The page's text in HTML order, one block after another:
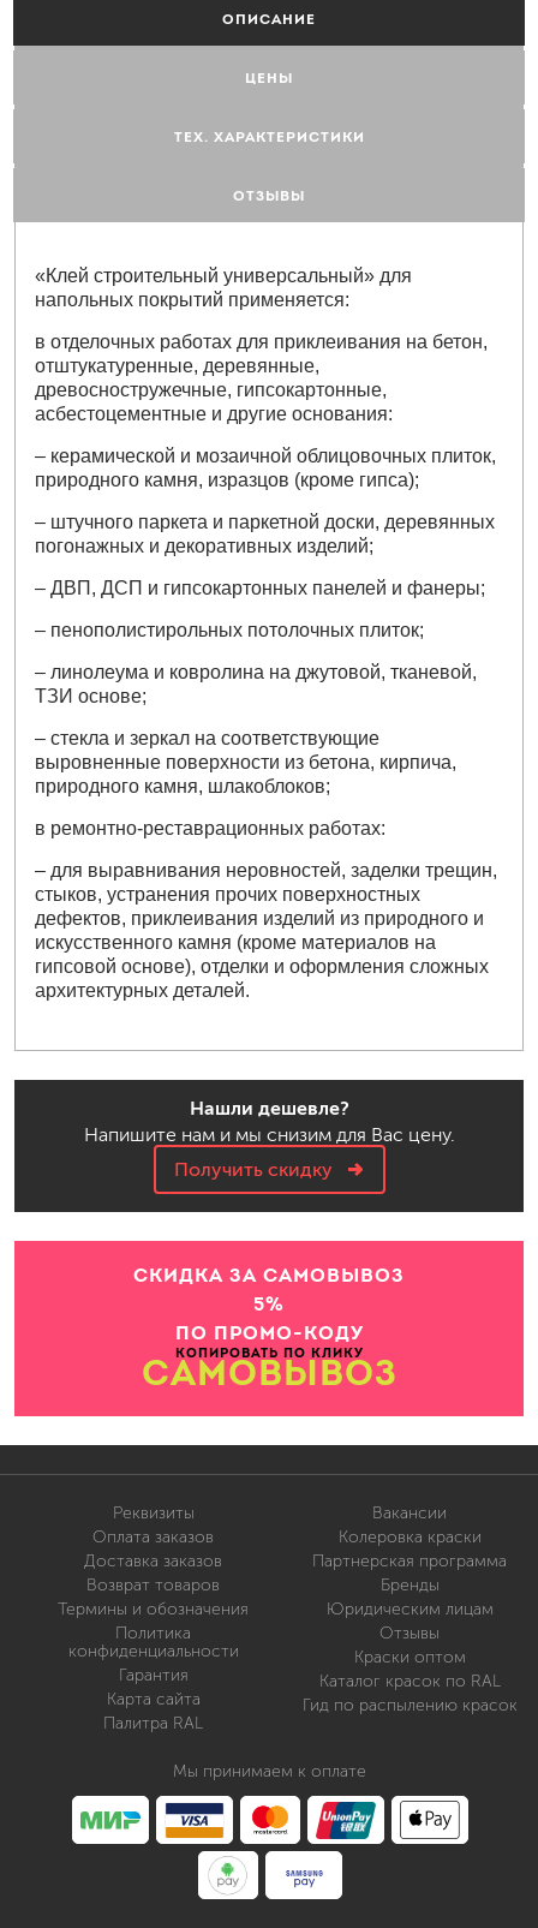
ОПИСАНИЕ
ЦЕНЫ
ТЕХ. ХАРАКТЕРИСТИКИ
ОТЗЫВЫ
«Клей строительный универсальный» для
напольных покрытий применяется:
в отделочных работах для приклеивания на бетон,
отштукатуренные, деревянные,
древосностружечные, гипсокартонные,
асбестоцементные и другие основания:
– керамической и мозаичной облицовочных плиток,
природного камня, изразцов (кроме гипса);
– штучного паркета и паркетной доски, деревянных
погонажных и декоративных изделий;
– ДВП, ДСП и гипсокартонных панелей и фанеры;
– пенополистирольных потолочных плиток;
– линолеума и ковролина на джутовой, тканевой,
ТЗИ основе;
– стекла и зеркал на соответствующие
выровненные поверхности из бетона, кирпича,
природного камня, шлакоблоков;
в ремонтно-реставрационных работах:
– для выравнивания неровностей, заделки трещин,
стыков, устранения прочих поверхностных
дефектов, приклеивания изделий из природного и
искусственного камня (кроме материалов на
гипсовой основе), отделки и оформления сложных
архитектурных деталей.
Нашли дешевле?
Напишите нам и мы снизим для Вас цену.
Получить скидку
СКИДКА ЗА САМОВЫВОЗ
5%
ПО ПРОМО-КОДУ
КОПИРОВАТЬ ПО КЛИКУ
САМОВЫВОЗ
Реквизиты
Оплата заказов
Доставка заказов
Возврат товаров
Термины и обозначения
Политика
конфиденциальности
Гарантия
Карта сайта
Палитра RAL
Вакансии
Колеровка краски
Партнерская программа
Бренды
Юридическим лицам
Отзывы
Краски оптом
Каталог красок по RAL
Гид по распылению красок
Мы принимаем к оплате